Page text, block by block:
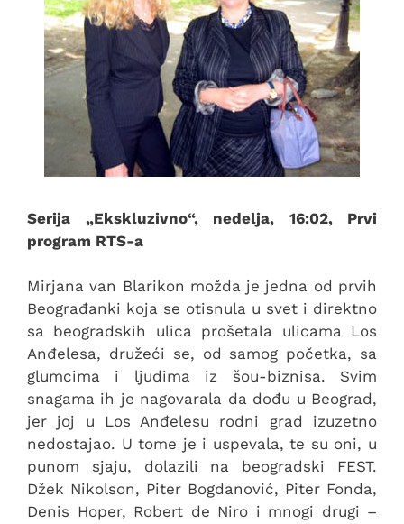
Serija „Ekskluzivno“, nedelja, 16:02, Prvi
program RTS-a
Mirjana van Blarikon možda je jedna od prvih
Beograđanki koja se otisnula u svet i direktno
sa beogradskih ulica prošetala ulicama Los
Anđelesa, družeći se, od samog početka, sa
glumcima i ljudima iz šou-biznisa. Svim
snagama ih je nagovarala da dođu u Beograd,
jer joj u Los Anđelesu rodni grad izuzetno
nedostajao. U tome je i uspevala, te su oni, u
punom sjaju, dolazili na beogradski FEST.
Džek Nikolson, Piter Bogdanović, Piter Fonda,
Denis Hoper, Robert de Niro i mnogi drugi –